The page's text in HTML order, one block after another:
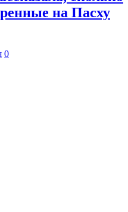
на Пасху
0